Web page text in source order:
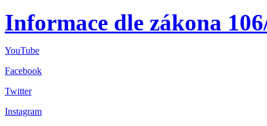
Informace dle zákona
YouTube
Facebook
Twitter
Instagram